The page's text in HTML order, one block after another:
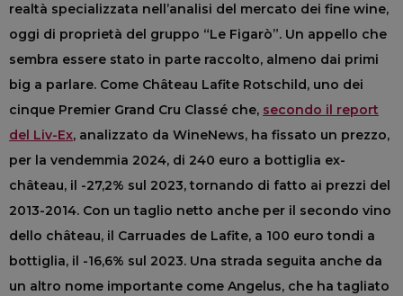
realtà specializzata nell’analisi del mercato dei fine wine,
oggi di proprietà del gruppo “Le Figarò”. Un appello che
sembra essere stato in parte raccolto, almeno dai primi
big a parlare. Come Château Lafite Rotschild, uno dei
cinque Premier Grand Cru Classé che, secondo il report
del Liv-Ex, analizzato da WineNews, ha fissato un prezzo,
per la vendemmia 2024, di 240 euro a bottiglia ex-
château, il -27,2% sul 2023, tornando di fatto ai prezzi del
2013-2014. Con un taglio netto anche per il secondo vino
dello château, il Carruades de Lafite, a 100 euro tondi a
bottiglia, il -16,6% sul 2023. Una strada seguita anche da
un altro nome importante come Angelus, che ha tagliato